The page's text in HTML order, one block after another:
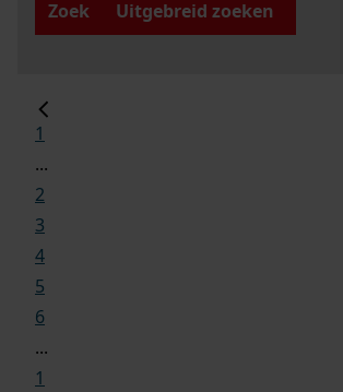
Zoek
Uitgebreid zoeken
1
...
2
3
4
5
6
...
1